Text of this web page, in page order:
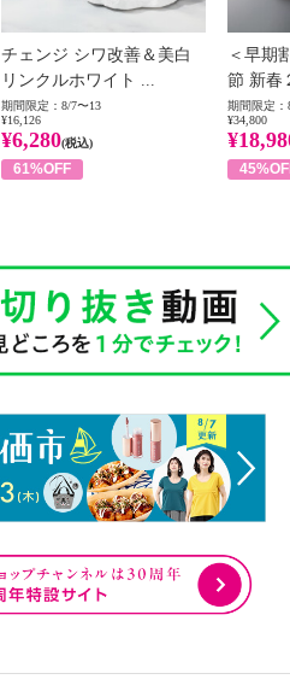
チェンジ シワ改善＆美白
リンクルホワイト ...
期間限定：8/7〜13
¥16,126
¥6,280(税込)
61%OFF
＜早期
節 新春
期間限定：
¥34,800